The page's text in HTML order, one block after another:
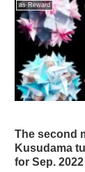
as Reward
The second
Kusudama
for Sep.